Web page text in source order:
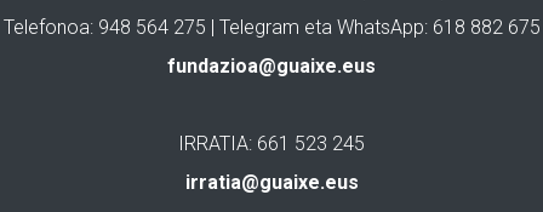
Telefonoa: 948 564 275 | Telegram eta WhatsApp: 618 882 675
fundazioa@guaixe.eus
IRRATIA: 661 523 245
irratia@guaixe.eus